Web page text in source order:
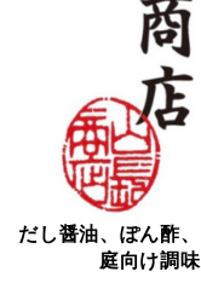
だし醤油、ぽん酢
庭向け調